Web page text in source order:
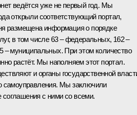
ведётся уже не первый год. Мы
открыли соответствующий портал,
размещена информация о порядке
в том числе 63 – федеральных, 162 –
– муниципальных. При этом количество
растёт. Мы наполняем этот портал.
и органы государственной
самоуправления. Мы заключили
с ними со всеми.